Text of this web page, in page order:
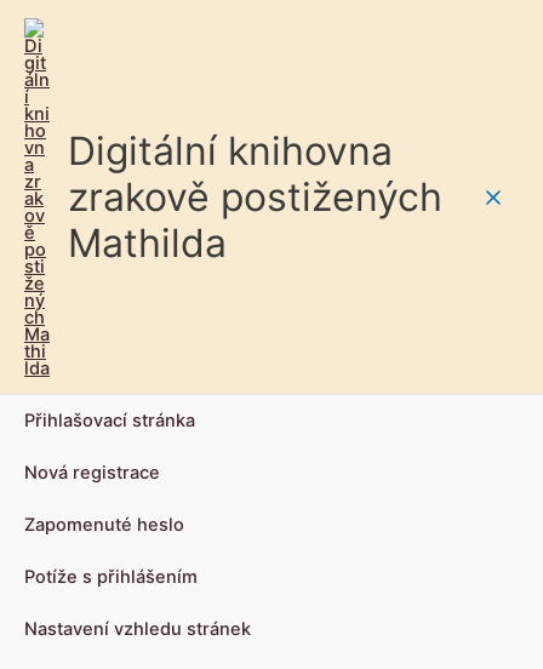
Digitální knihovna
zrakově postižených
Mathilda
Přihlašovací stránka
Nová registrace
Zapomenuté heslo
Potíže s přihlášením
Nastavení vzhledu stránek